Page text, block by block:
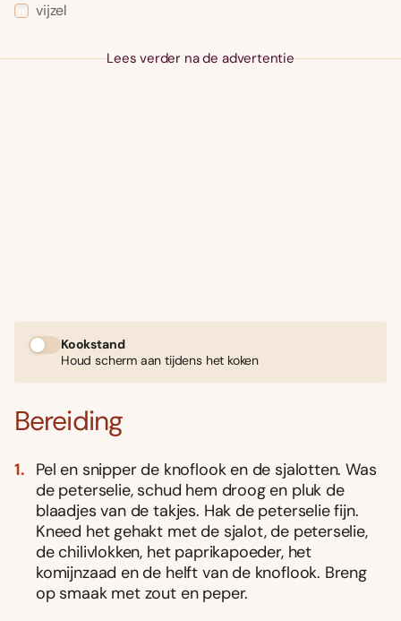
vijzel
Lees verder na de advertentie
Kookstand
Houd scherm aan tijdens het koken
Bereiding
Pel en snipper de knoflook en de sjalotten. Was
de peterselie, schud hem droog en pluk de
blaadjes van de takjes. Hak de peterselie fijn.
Kneed het gehakt met de sjalot, de peterselie,
de chilivlokken, het paprikapoeder, het
komijnzaad en de helft van de knoflook. Breng
op smaak met zout en peper.